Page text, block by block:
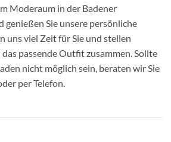
Moderaum in der Badener
genießen Sie unsere persönliche
uns viel Zeit für Sie und stellen
passende Outfit zusammen. Sollte
nicht möglich sein, beraten wir Sie
per Telefon.